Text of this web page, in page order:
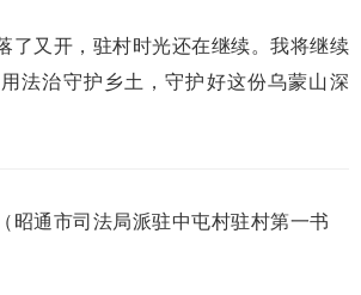
了又开，驻村时光还在继续。我将继续
法治守护乡土，守护好这份乌蒙山深
昭通市司法局派驻中屯村驻村第一书